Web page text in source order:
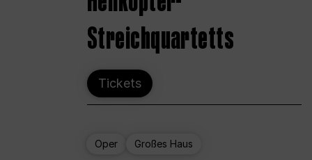
Streichquartetts
Tickets
Oper Großes Haus